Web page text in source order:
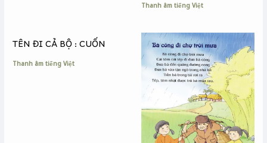
Thanh âm tiếng Việt
TÊN ĐI CẢ BỘ : CUỐN
Thanh âm tiếng Việt